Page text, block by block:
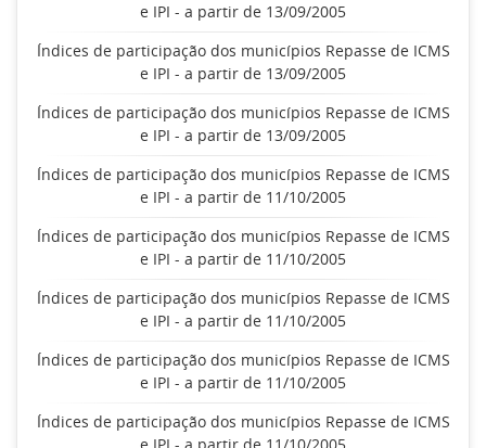
e IPI - a partir de 13/09/2005
Índices de participação dos municípios Repasse de ICMS
e IPI - a partir de 13/09/2005
Índices de participação dos municípios Repasse de ICMS
e IPI - a partir de 13/09/2005
Índices de participação dos municípios Repasse de ICMS
e IPI - a partir de 11/10/2005
Índices de participação dos municípios Repasse de ICMS
e IPI - a partir de 11/10/2005
Índices de participação dos municípios Repasse de ICMS
e IPI - a partir de 11/10/2005
Índices de participação dos municípios Repasse de ICMS
e IPI - a partir de 11/10/2005
Índices de participação dos municípios Repasse de ICMS